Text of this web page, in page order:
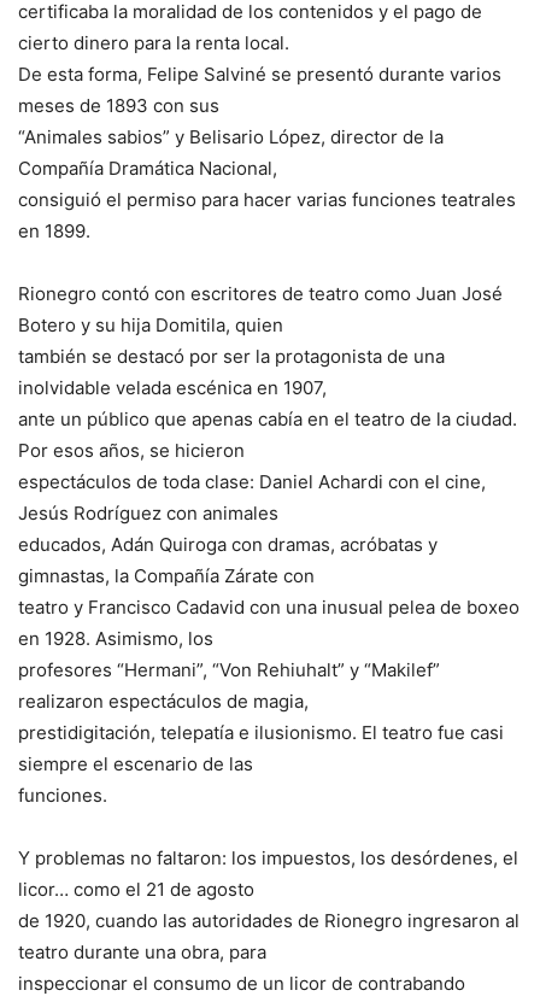
certificaba la moralidad de los contenidos y el pago de
cierto dinero para la renta local.
De esta forma, Felipe Salviné se presentó durante varios
meses de 1893 con sus
“Animales sabios” y Belisario López, director de la
Compañía Dramática Nacional,
consiguió el permiso para hacer varias funciones teatrales
en 1899.
Rionegro contó con escritores de teatro como Juan José
Botero y su hija Domitila, quien
también se destacó por ser la protagonista de una
inolvidable velada escénica en 1907,
ante un público que apenas cabía en el teatro de la ciudad.
Por esos años, se hicieron
espectáculos de toda clase: Daniel Achardi con el cine,
Jesús Rodríguez con animales
educados, Adán Quiroga con dramas, acróbatas y
gimnastas, la Compañía Zárate con
teatro y Francisco Cadavid con una inusual pelea de boxeo
en 1928. Asimismo, los
profesores “Hermani”, “Von Rehiuhalt” y “Makilef”
realizaron espectáculos de magia,
prestidigitación, telepatía e ilusionismo. El teatro fue casi
siempre el escenario de las
funciones.
Y problemas no faltaron: los impuestos, los desórdenes, el
licor… como el 21 de agosto
de 1920, cuando las autoridades de Rionegro ingresaron al
teatro durante una obra, para
inspeccionar el consumo de un licor de contrabando